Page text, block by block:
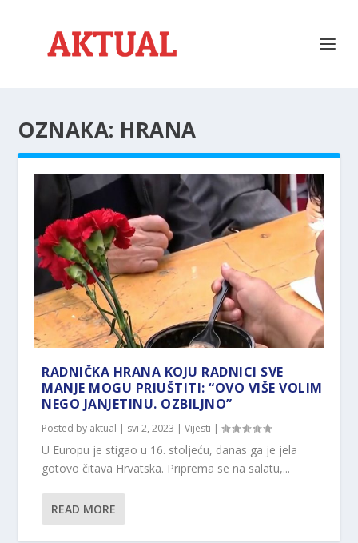
OZNAKA: HRANA
RADNIČKA HRANA KOJU RADNICI SVE
MANJE MOGU PRIUŠTITI: “OVO VIŠE VOLIM
NEGO JANJETINU. OZBILJNO”
Posted by aktual | svi 2, 2023 |Vijesti |
U Europu je stigao u 16. stoljeću, danas ga je jela
gotovo čitava Hrvatska. Priprema se na salatu,...
READ MORE